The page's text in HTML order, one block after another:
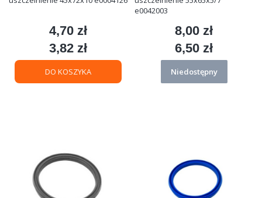
Cena
4,70 zł
Cena
3,82 zł
DO KOSZYKA
e0042003
Cena
8,00 zł
Cena
6,50 zł
Niedostępny